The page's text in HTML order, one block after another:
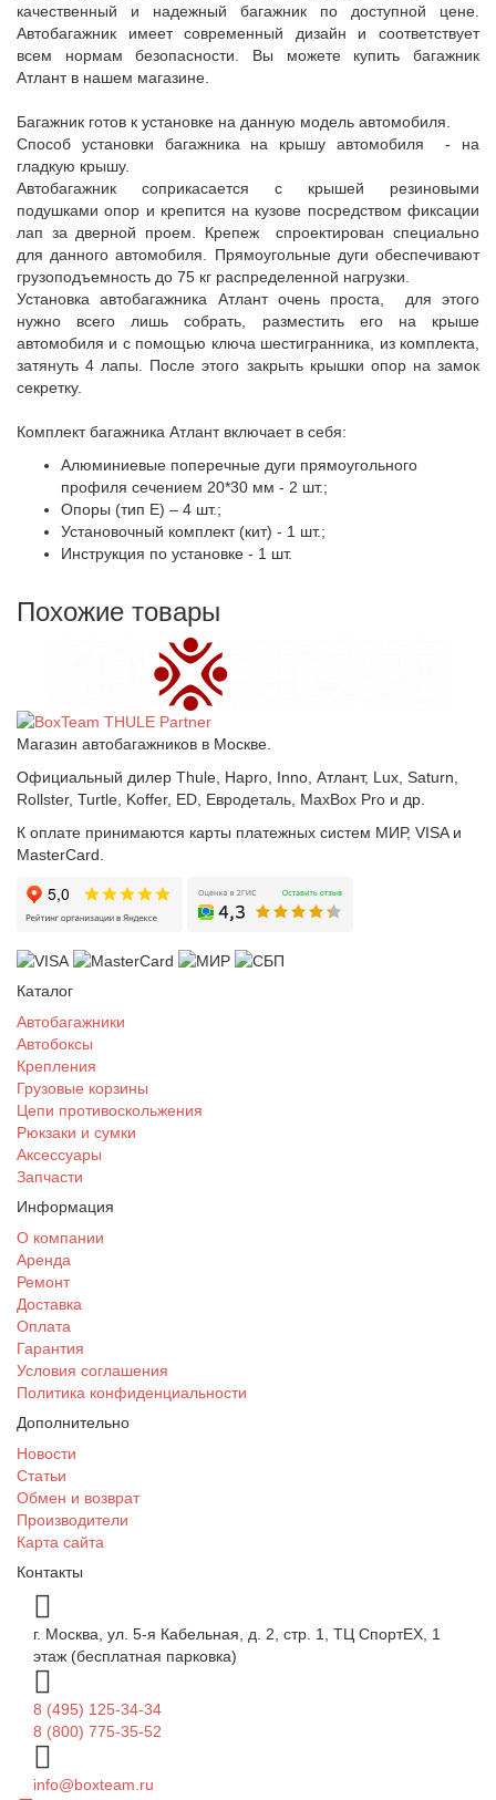
качественный и надежный багажник по доступной цене.
Автобагажник имеет современный дизайн и соответствует
всем нормам безопасности. Вы можете купить багажник
Атлант в нашем магазине.
Багажник готов к установке на данную модель автомобиля.
Способ установки багажника на крышу автомобиля - на
гладкую крышу.
Автобагажник соприкасается с крышей резиновыми
подушками опор и крепится на кузове посредством фиксации
лап за дверной проем. Крепеж спроектирован специально
для данного автомобиля. Прямоугольные дуги обеспечивают
грузоподъемность до 75 кг распределенной нагрузки.
Установка автобагажника Атлант очень проста, для этого
нужно всего лишь собрать, разместить его на крыше
автомобиля и с помощью ключа шестигранника, из комплекта,
затянуть 4 лапы. После этого закрыть крышки опор на замок
секретку.
Комплект багажника Атлант включает в себя:
Алюминиевые поперечные дуги прямоугольного
профиля сечением 20*30 мм - 2 шт.;
Опоры (тип Е) – 4 шт.;
Установочный комплект (кит) - 1 шт.;
Инструкция по установке - 1 шт.
Похожие товары
Магазин автобагажников в Москве.
Официальный дилер Thule, Hapro, Inno, Атлант, Lux, Saturn,
Rollster, Turtle, Koffer, ED, Евродеталь, MaxBox Pro и др.
К оплате принимаются карты платежных систем МИР, VISA и
MasterCard.
Каталог
Автобагажники
Автобоксы
Крепления
Грузовые корзины
Цепи противоскольжения
Рюкзаки и сумки
Аксессуары
Запчасти
Информация
О компании
Аренда
Ремонт
Доставка
Оплата
Гарантия
Условия соглашения
Политика конфиденциальности
Дополнительно
Новости
Статьи
Обмен и возврат
Производители
Карта сайта
Контакты
г. Москва, ул. 5-я Кабельная, д. 2, стр. 1, ТЦ СпортEX, 1
этаж (бесплатная парковка)
8 (495) 125-34-34
8 (800) 775-35-52
info@boxteam.ru